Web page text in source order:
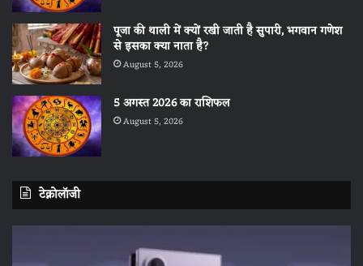
पूजा की थाली में क्यों रखी जाती है सुपारी, भगवान गणेश
से इसका क्या नाता है?
August 5, 2026
5 अगस्त 2026 का राशिफल
August 5, 2026
टेक्नोलॉजी